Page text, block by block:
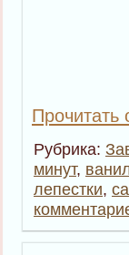
Прочитать
Рубрика:
минут,
лепестки,